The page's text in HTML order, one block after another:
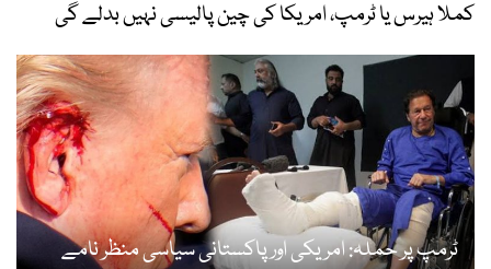
کملا ہیرس یا ٹرمپ، امریکا کی چین پالیسی نہیں بدلے گی
ٹرمپ پر حملہ: امریکی اور پاکستانی سیاسی منظر نامے